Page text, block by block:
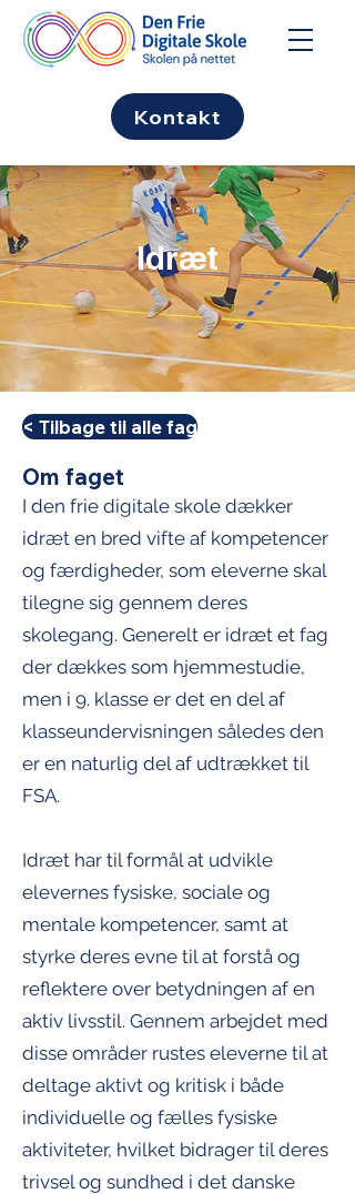
Kontakt
Idræt
< Tilbage til alle fag
Om faget
I den frie digitale skole dækker
idræt en bred vifte af kompetencer
og færdigheder, som eleverne skal
tilegne sig gennem deres
skolegang. Generelt er idræt et fag
der dækkes som hjemmestudie,
men i 9. klasse er det en del af
klasseundervisningen således den
er en naturlig del af udtrækket til
FSA.
Idræt har til formål at udvikle
elevernes fysiske, sociale og
mentale kompetencer, samt at
styrke deres evne til at forstå og
reflektere over betydningen af en
aktiv livsstil. Gennem arbejdet med
disse områder rustes eleverne til at
deltage aktivt og kritisk i både
individuelle og fælles fysiske
aktiviteter, hvilket bidrager til deres
trivsel og sundhed i det danske